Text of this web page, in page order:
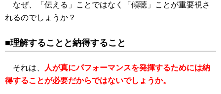
なぜ、「伝える」ことではなく「傾聴」ことが重要視さ
れるのでしょうか？
■理解することと納得すること
それは、
人が真にパフォーマンスを発揮するためには納
得することが必要だからではないでしょうか。